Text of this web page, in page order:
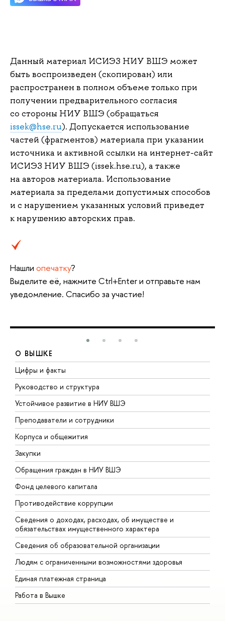
Данный материал ИСИЭЗ НИУ ВШЭ может
быть воспроизведен (скопирован) или
распространен в полном объеме только при
получении предварительного согласия
со стороны НИУ ВШЭ (обращаться
issek@hse.ru). Допускается использование
частей (фрагментов) материала при указании
источника и активной ссылки на интернет-сайт
ИСИЭЗ НИУ ВШЭ (issek.hse.ru), а также
на авторов материала. Использование
материала за пределами допустимых способов
и с нарушением указанных условий приведет
к нарушению авторских прав.
Нашли опечатку?
Выделите её, нажмите Ctrl+Enter и отправьте нам
уведомление. Спасибо за участие!
О ВЫШКЕ
Цифры и факты
Руководство и структура
Устойчивое развитие в НИУ ВШЭ
Преподаватели и сотрудники
Корпуса и общежития
Закупки
Обращения граждан в НИУ ВШЭ
Фонд целевого капитала
Противодействие коррупции
Сведения о доходах, расходах, об имуществе и
обязательствах имущественного характера
Сведения об образовательной организации
Людям с ограниченными возможностями здоровья
Единая платежная страница
Работа в Вышке